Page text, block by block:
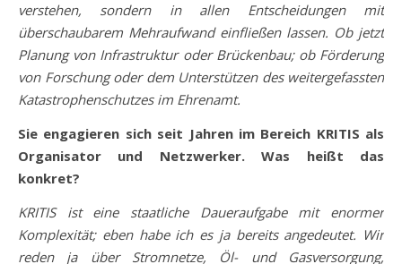
verstehen, sondern in allen Entscheidungen mit
überschaubarem Mehraufwand einfließen lassen. Ob jetzt
Planung von Infrastruktur oder Brückenbau; ob Förderung
von Forschung oder dem Unterstützen des weitergefassten
Katastrophenschutzes im Ehrenamt.
Sie engagieren sich seit Jahren im Bereich KRITIS als
Organisator und Netzwerker. Was heißt das
konkret?
KRITIS ist eine staatliche Daueraufgabe mit enormer
Komplexität; eben habe ich es ja bereits angedeutet. Wir
reden ja über Stromnetze, Öl- und Gasversorgung,